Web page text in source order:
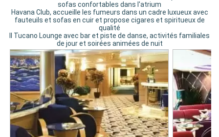
sofas confortables dans l'atrium
Havana Club, accueille les fumeurs dans un cadre luxueux avec
fauteuils et sofas en cuir et propose cigares et spiritueux de
qualité
II Tucano Lounge avec bar et piste de danse, activités familiales
de jour et soirées animées de nuit